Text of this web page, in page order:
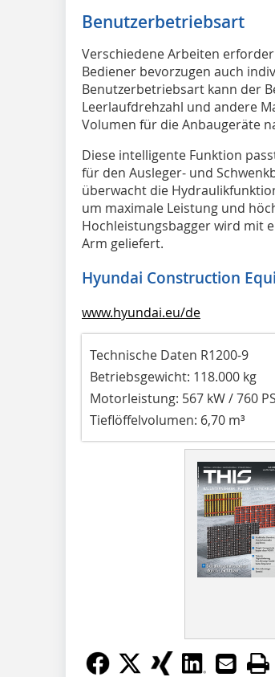
Benutzerbetriebsart
Verschiedene Arbeiten
Bediener bevorzugen auch
Benutzerbetriebsart kann der
Leerlaufdrehzahl und andere
Volumen für die Anbaugeräte
Diese intelligente Funktion
für den Ausleger- und
überwacht die
um maximale Leistung und
Hochleistungsbagger wird mit
Arm geliefert.
Hyundai Construction
www.hyundai.eu/de
Technische Daten R1200-9
Betriebsgewicht: 118.000 kg
Motorleistung: 567 kW / 760
Tieflöffelvolumen: 6,70 m³